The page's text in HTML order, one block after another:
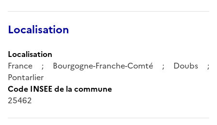
Localisation
Localisation
France ; Bourgogne-Franche-Comté ; Doubs ;
Pontarlier
Code INSEE de la commune
25462